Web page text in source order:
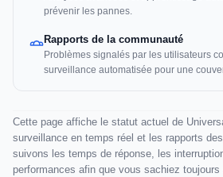
prévenir les pannes.
Rapports de la communauté
Problèmes signalés par les utilisateurs
surveillance automatisée pour une
Cette page affiche le statut actuel de
surveillance en temps réel et les rapports
suivons les temps de réponse, les
performances afin que vous sachiez